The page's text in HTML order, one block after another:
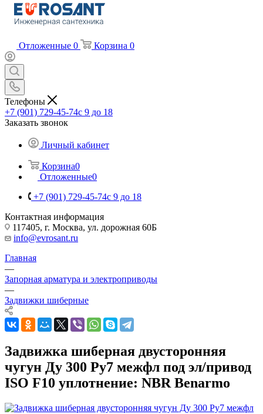
Отложенные 0 Корзина 0
Телефоны
+7 (901) 729-45-74c 9 до 18
Заказать звонок
Личный кабинет
Корзина0
Отложенные0
+7 (901) 729-45-74c 9 до 18
Контактная информация
117405, г. Москва, ул. дорожная 60Б
info@evrosant.ru
Главная
—
Запорная арматура и электроприводы
—
Задвижки шиберные
Задвижка шиберная двусторонняя
чугун Ду 300 Ру7 межфл под эл/привод
ISO F10 уплотнение: NBR Benarmo